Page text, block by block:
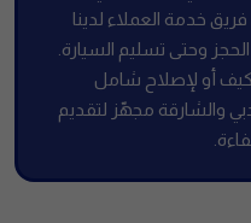
خدمة العملاء لدينا
وحتى تسليم السيارة.
أو لإصلاح شامل
والشارقة مجهّز لتقديم